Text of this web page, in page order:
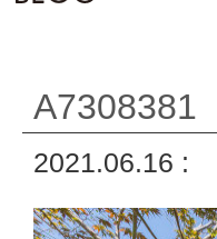
A7308381
2021.06.16 :